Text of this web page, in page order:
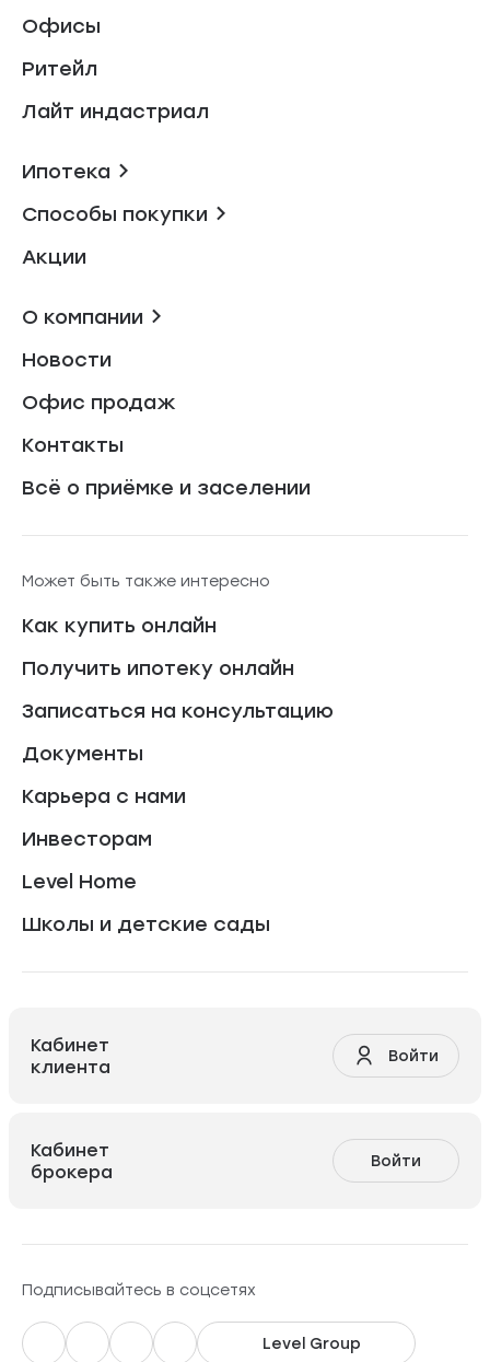
Офисы
Ритейл
Лайт индастриал
Ипотека
Способы покупки
Акции
О компании
Новости
Офис продаж
Контакты
Всё о приёмке и заселении
Может быть также интересно
Как купить онлайн
Получить ипотеку онлайн
Записаться на консультацию
Документы
Карьера с нами
Инвесторам
Level Home
Школы и детские сады
Кабинет
клиента
Войти
Кабинет
брокера
Войти
Подписывайтесь в соцсетях
Level Group